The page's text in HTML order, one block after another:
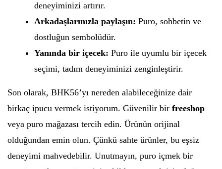
deneyiminizi artırır.
Arkadaşlarınızla paylaşın: Puro, sohbetin ve
dostluğun sembolüdür.
Yanında bir içecek: Puro ile uyumlu bir içecek
seçimi, tadım deneyiminizi zenginleştirir.
Son olarak, BHK56’yı nereden alabileceğinize dair
birkaç ipucu vermek istiyorum. Güvenilir bir freeshop
veya puro mağazası tercih edin. Ürünün orijinal
olduğundan emin olun. Çünkü sahte ürünler, bu eşsiz
deneyimi mahvedebilir. Unutmayın, puro içmek bir